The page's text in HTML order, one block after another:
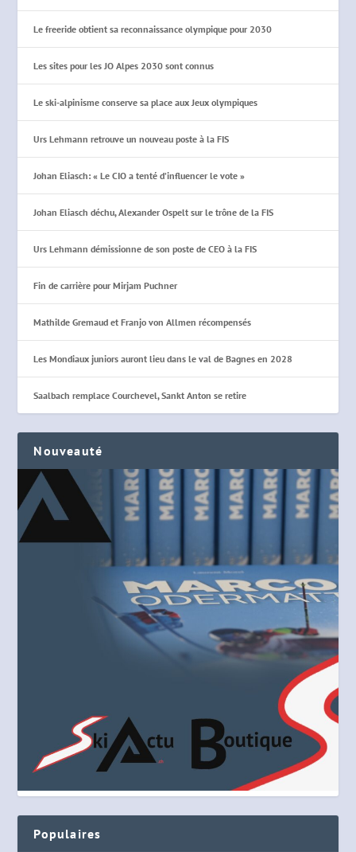
Le freeride obtient sa reconnaissance olympique pour 2030
Les sites pour les JO Alpes 2030 sont connus
Le ski-alpinisme conserve sa place aux Jeux olympiques
Urs Lehmann retrouve un nouveau poste à la FIS
Johan Eliasch: « Le CIO a tenté d’influencer le vote »
Johan Eliasch déchu, Alexander Ospelt sur le trône de la FIS
Urs Lehmann démissionne de son poste de CEO à la FIS
Fin de carrière pour Mirjam Puchner
Mathilde Gremaud et Franjo von Allmen récompensés
Les Mondiaux juniors auront lieu dans le val de Bagnes en 2028
Saalbach remplace Courchevel, Sankt Anton se retire
Nouveauté
Populaires